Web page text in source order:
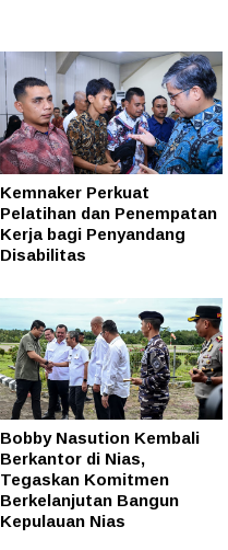
Kemnaker Perkuat
Pelatihan dan Penempatan
Kerja bagi Penyandang
Disabilitas
Bobby Nasution Kembali
Berkantor di Nias,
Tegaskan Komitmen
Berkelanjutan Bangun
Kepulauan Nias